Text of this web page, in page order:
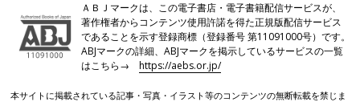
ＡＢＪマークは、この電子書店・電子書籍配信サービスが、
著作権者からコンテンツ使用許諾を得た正規版配信サービス
であることを示す登録商標（登録番号 第11091000号）です。
ABJマークの詳細、ABJマークを掲示しているサービスの一覧
はこちら→https://aebs.or.jp/
本サイトに掲載されている記事・写真・イラスト等のコンテンツの無断転載を禁じま